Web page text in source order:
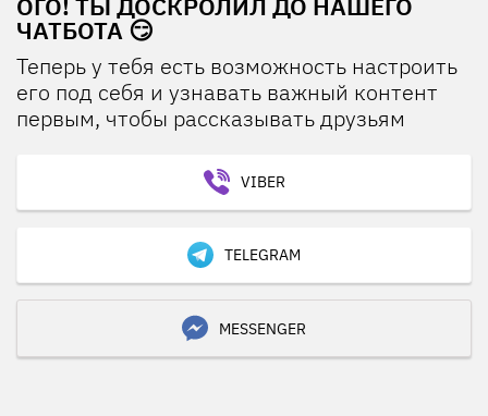
ЧАТБОТА 😏
Теперь у тебя есть возможность настроить
его под себя и узнавать важный контент
первым, чтобы рассказывать друзьям
VIBER
TELEGRAM
MESSENGER